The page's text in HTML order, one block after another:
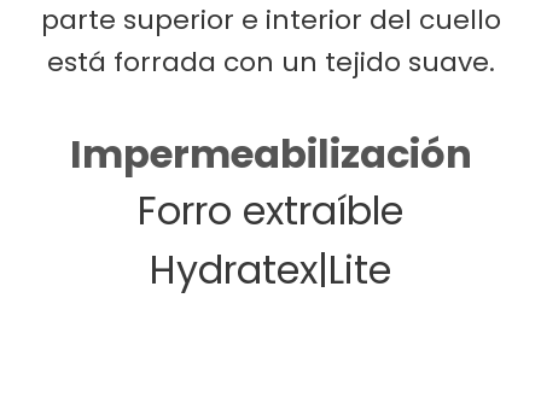
parte superior e interior del cuello
está forrada con un tejido suave.
Impermeabilización
Forro extraíble
Hydratex|Lite